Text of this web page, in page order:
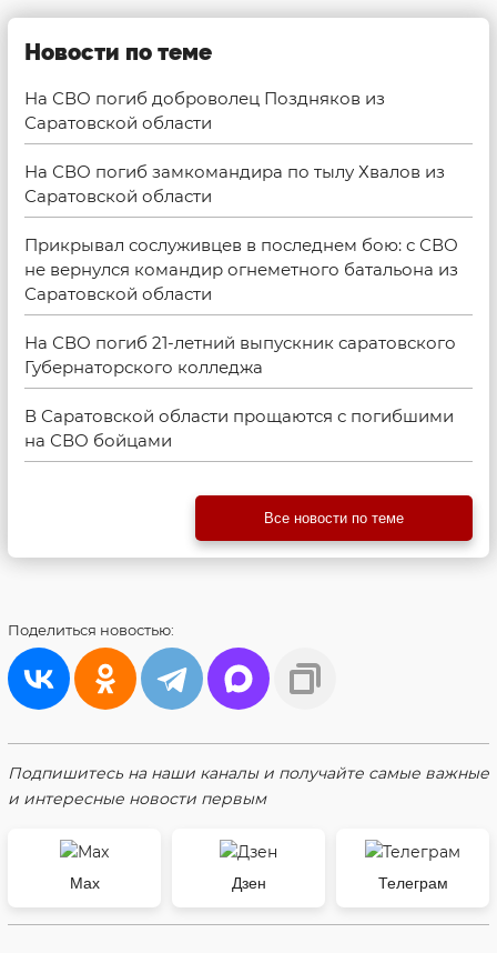
Новости по теме
На СВО погиб доброволец Поздняков из
Саратовской области
На СВО погиб замкомандира по тылу Хвалов из
Саратовской области
Прикрывал сослуживцев в последнем бою: с СВО
не вернулся командир огнеметного батальона из
Саратовской области
На СВО погиб 21-летний выпускник саратовского
Губернаторского колледжа
В Саратовской области прощаются с погибшими
на СВО бойцами
Все новости по теме
Поделиться новостью:
Подпишитесь на наши каналы и получайте самые важные
и интересные новости первым
Max Дзен Телеграм